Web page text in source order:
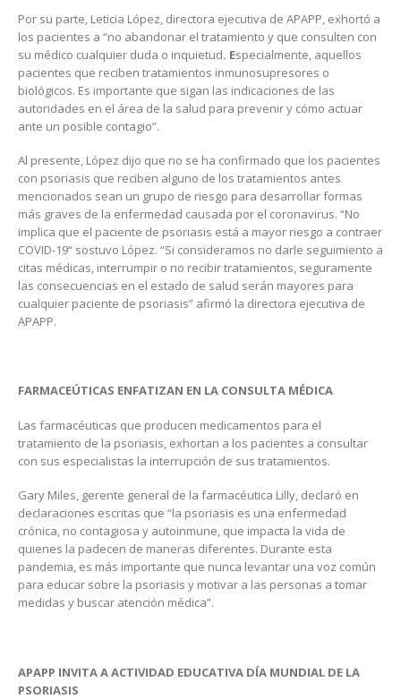
Por su parte, Leticia López, directora ejecutiva de APAPP, exhortó a
los pacientes a “no abandonar el tratamiento y que consulten con
su médico cualquier duda o inquietud. Especialmente, aquellos
pacientes que reciben tratamientos inmunosupresores o
biológicos. Es importante que sigan las indicaciones de las
autoridades en el área de la salud para prevenir y cómo actuar
ante un posible contagio”.
Al presente, López dijo que no se ha confirmado que los pacientes
con psoriasis que reciben alguno de los tratamientos antes
mencionados sean un grupo de riesgo para desarrollar formas
más graves de la enfermedad causada por el coronavirus. “No
implica que el paciente de psoriasis está a mayor riesgo a contraer
COVID-19“ sostuvo López. “Si consideramos no darle seguimiento a
citas médicas, interrumpir o no recibir tratamientos, seguramente
las consecuencias en el estado de salud serán mayores para
cualquier paciente de psoriasis” afirmó la directora ejecutiva de
APAPP.
FARMACEÚTICAS ENFATIZAN EN LA CONSULTA MÉDICA
Las farmacéuticas que producen medicamentos para el
tratamiento de la psoriasis, exhortan a los pacientes a consultar
con sus especialistas la interrupción de sus tratamientos.
Gary Miles, gerente general de la farmacéutica Lilly, declaró en
declaraciones escritas que “la psoriasis es una enfermedad
crónica, no contagiosa y autoinmune, que impacta la vida de
quienes la padecen de maneras diferentes. Durante esta
pandemia, es más importante que nunca levantar una voz común
para educar sobre la psoriasis y motivar a las personas a tomar
medidas y buscar atención médica”.
APAPP INVITA A ACTIVIDAD EDUCATIVA DÍA MUNDIAL DE LA
PSORIASIS